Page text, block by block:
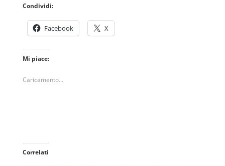
Condividi:
Facebook X
Mi piace:
Caricamento...
Correlati